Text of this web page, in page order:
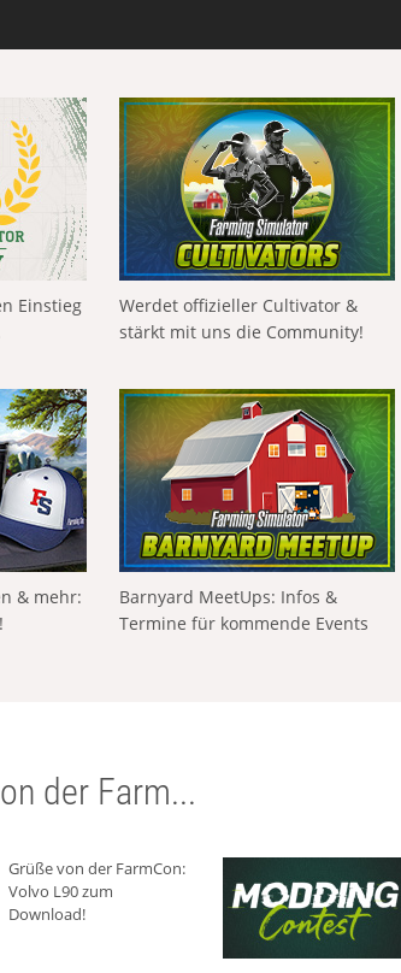
Einstieg
Werdet offizieller Cultivator &
stärkt mit uns die Community!
& mehr:
Barnyard MeetUps: Infos &
Termine für kommende Events
der Farm...
Grüße von der FarmCon:
Volvo L90 zum
Download!